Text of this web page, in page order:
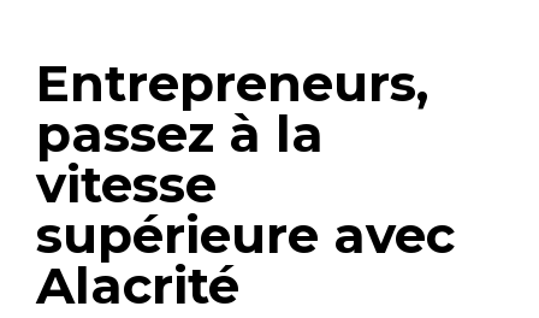
Entrepreneurs,
passez à la
vitesse
supérieure avec
Alacrité